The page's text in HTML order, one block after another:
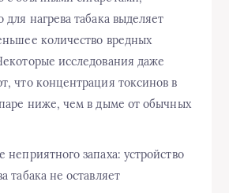
для нагрева табака выделяет
количество вредных
исследования даже
что концентрация токсинов в
ниже, чем в дыме от обычных
неприятного запаха: устройство
табака не оставляет